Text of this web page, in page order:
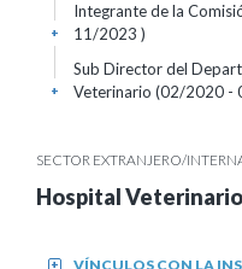
Integrante de la
11/2023 )
+
Sub Director del
Veterinario (02/2020 -
+
SECTOR EXTRANJERO/
Hospital
VÍNCULOS CON LA
+